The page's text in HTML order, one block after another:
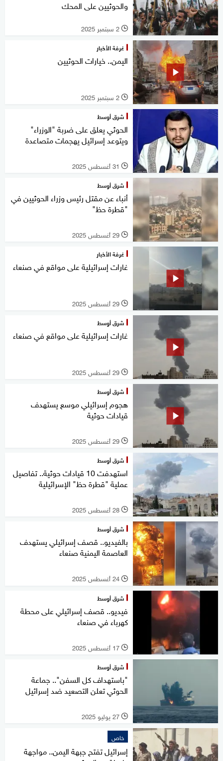
والحوثيين على المحك
l 2 سبتمبر 2025
غرفة الأخبار
اليمن.. خيارات الحوثيين
l 2 سبتمبر 2025
شرق أوسط
الحوثي يعلق على ضربة "الوزراء"
ويتوعد إسرائيل يهجمات متصاعدة
l 31 أغسطس 2025
شرق أوسط
أنباء عن مقتل رئيس وزراء الحوثيين في
"قطرة حظ"
l 29 أغسطس 2025
غرفة الأخبار
غارات إسرائيلية على مواقع في صنعاء
l 29 أغسطس 2025
شرق أوسط
غارات إسرائيلية على مواقع في صنعاء
l 29 أغسطس 2025
شرق أوسط
هجوم إسرائيلي موسع يستهدف
قيادات حوثية
l 29 أغسطس 2025
شرق أوسط
استهدفت 10 قيادات حوثية.. تفاصيل
عملية "قطرة حظ" الإسرائيلية
l 28 أغسطس 2025
شرق أوسط
بالفيديو.. قصف إسرائيلي يستهدف
العاصمة اليمنية صنعاء
l 24 أغسطس 2025
شرق أوسط
فيديو.. قصف إسرائيلي على محطة
كهرباء في صنعاء
l 17 أغسطس 2025
شرق أوسط
"باستهداف كل السفن".. جماعة
الحوثي تعلن التصعيد ضد إسرائيل
l 27 يوليو 2025
خاص
إسرائيل تفتح جبهة اليمن.. مواجهة